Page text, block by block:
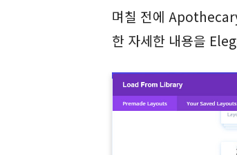
며칠 전에
한 자세한 내용을